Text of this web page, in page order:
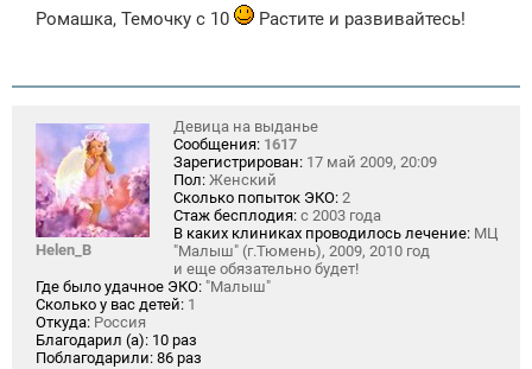
б
и
Ромашка, Темочку с 10 Растите и развивайтесь!
Helen_B
Девица на выданье
Сообщения: 1617
Зарегистрирован: 17 май 2009, 20:09
Пол: Женский
Сколько попыток ЭКО: 2
Стаж бесплодия: с 2003 года
В каких клиниках проводилось лечение: МЦ
"Малыш" (г.Тюмень), 2009, 2010 год
и еще обязательно будет!
Где было удачное ЭКО: "Малыш"
Сколько у вас детей: 1
Откуда: Россия
Благодарил (а): 10 раз
Поблагодарили: 86 раз